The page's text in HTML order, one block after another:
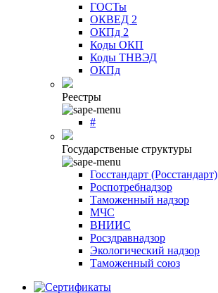
ГОСТы
ОКВЕД 2
ОКПд 2
Коды ОКП
Коды ТНВЭД
ОКПд
Реестры
#
Государственые структуры
Госстандарт (Росстандарт)
Роспотребнадзор
Таможенный надзор
МЧС
ВНИИС
Росздравнадзор
Экологический надзор
Таможенный союз